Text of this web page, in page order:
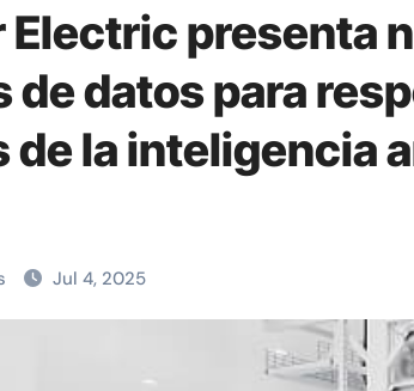
Electric presenta
de datos para
de la inteligencia
Jul 4, 2025